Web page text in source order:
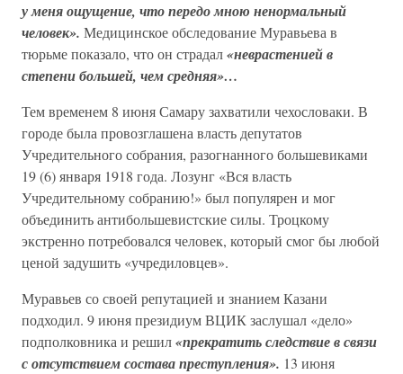
у меня ощущение, что передо мною ненормальный
человек». Медицинское обследование Муравьева в
тюрьме показало, что он страдал«неврастенией в
степени большей, чем средняя»…
Тем временем 8 июня Самару захватили чехословаки. В
городе была провозглашена власть депутатов
Учредительного собрания, разогнанного большевиками
19 (6) января 1918 года. Лозунг «Вся власть
Учредительному собранию!» был популярен и мог
объединить антибольшевистские силы. Троцкому
экстренно потребовался человек, который смог бы любой
ценой задушить «учредиловцев».
Муравьев со своей репутацией и знанием Казани
подходил. 9 июня президиум ВЦИК заслушал «дело»
подполковника и решил«прекратить следствие в связи
с отсутствием состава преступления». 13 июня